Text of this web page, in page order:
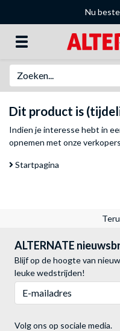
Nu
Dit product is
Indien je interesse hebt in
opnemen met onze verkopers
Startpagina
ALTERNATE
Blijf op de hoogte van
leuke wedstrijden!
Volg ons op sociale media.